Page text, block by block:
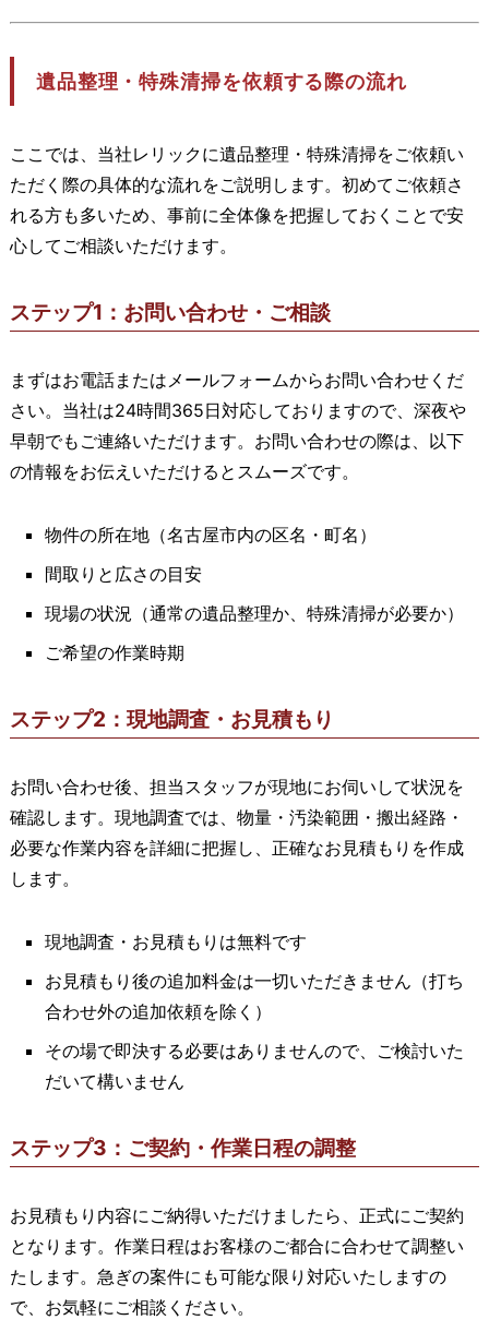
遺品整理・特殊清掃を依頼する際の流れ
ここでは、当社レリックに遺品整理・特殊清掃をご依頼い
ただく際の具体的な流れをご説明します。初めてご依頼さ
れる方も多いため、事前に全体像を把握しておくことで安
心してご相談いただけます。
ステップ1：お問い合わせ・ご相談
まずはお電話またはメールフォームからお問い合わせくだ
さい。当社は24時間365日対応しておりますので、深夜や
早朝でもご連絡いただけます。お問い合わせの際は、以下
の情報をお伝えいただけるとスムーズです。
物件の所在地（名古屋市内の区名・町名）
間取りと広さの目安
現場の状況（通常の遺品整理か、特殊清掃が必要か）
ご希望の作業時期
ステップ2：現地調査・お見積もり
お問い合わせ後、担当スタッフが現地にお伺いして状況を
確認します。現地調査では、物量・汚染範囲・搬出経路・
必要な作業内容を詳細に把握し、正確なお見積もりを作成
します。
現地調査・お見積もりは無料です
お見積もり後の追加料金は一切いただきません（打ち
合わせ外の追加依頼を除く）
その場で即決する必要はありませんので、ご検討いた
だいて構いません
ステップ3：ご契約・作業日程の調整
お見積もり内容にご納得いただけましたら、正式にご契約
となります。作業日程はお客様のご都合に合わせて調整い
たします。急ぎの案件にも可能な限り対応いたしますの
で、お気軽にご相談ください。